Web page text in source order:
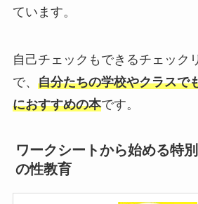
ています。
自己チェックもできるチェック
で、 自分たちの学校やクラスで
におすすめの本です。
ワークシートから始める特
の性教育